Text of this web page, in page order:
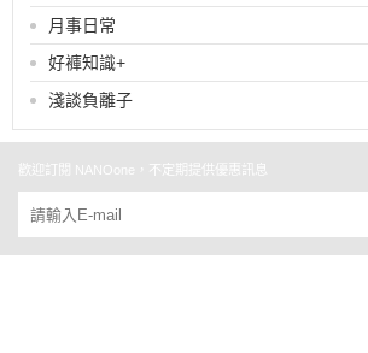
月事日常
好褲知識+
淺談負離子
歡迎訂閱 NANOone，不定期提供優惠訊息